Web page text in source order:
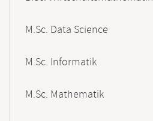
M.Sc. Data Science
M.Sc. Informatik
M.Sc. Mathematik